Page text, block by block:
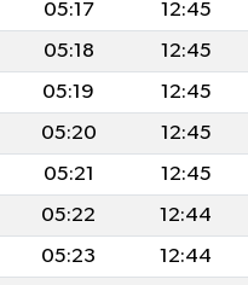
05:17
12:45
05:18
12:45
05:19
12:45
05:20
12:45
05:21
12:45
05:22
12:44
05:23
12:44